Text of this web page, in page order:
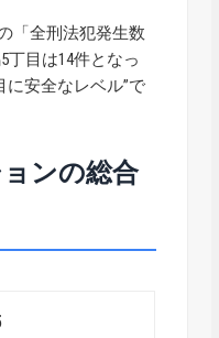
「全刑法犯発生数
丁目は14件となっ
に安全なレベル”で
ンの総合